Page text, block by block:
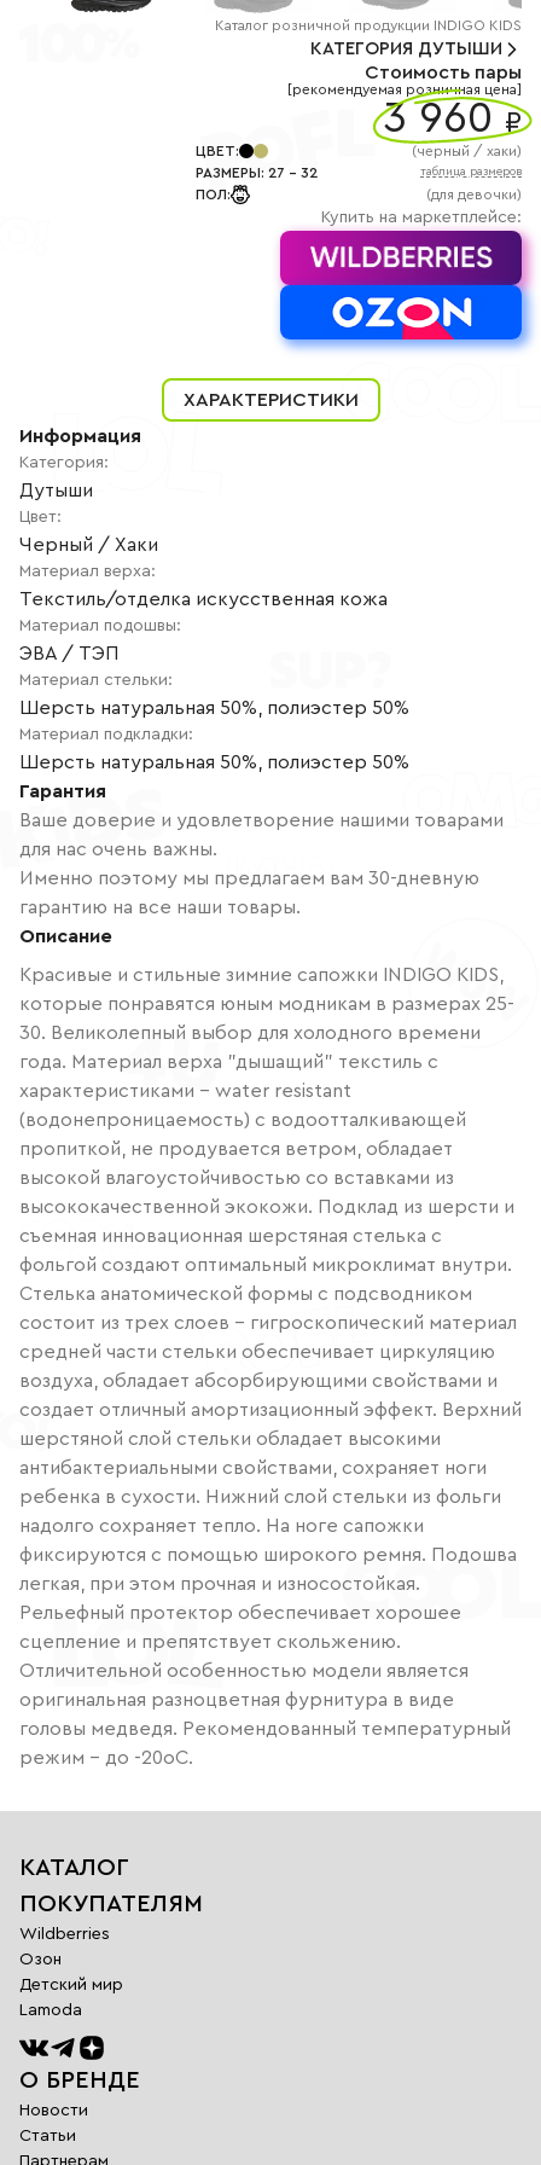
+7
Каталог розничной продукции INDIGO KIDS
КАТЕГОРИЯ ДУТЫШИ
Стоимость пары
[рекомендуемая розничная цена]
3 960 ₽
ЦВЕТ: (черный / хаки)
РАЗМЕРЫ: 27 - 32 таблица размеров
ПОЛ: (для девочки)
Купить на маркетплейсе:
ХАРАКТЕРИСТИКИ
Информация
Категория:
Дутыши
Цвет:
Черный / Хаки
Материал верха:
Текстиль/отделка искусственная кожа
Материал подошвы:
ЭВА / ТЭП
Материал стельки:
Шерсть натуральная 50%, полиэстер 50%
Материал подкладки:
Шерсть натуральная 50%, полиэстер 50%
Гарантия
Ваше доверие и удовлетворение нашими товарами
для нас очень важны.
Именно поэтому мы предлагаем вам 30-дневную
гарантию на все наши товары.
Описание
Красивые и стильные зимние сапожки INDIGO KIDS,
которые понравятся юным модникам в размерах 25-
30. Великолепный выбор для холодного времени
года. Материал верха "дышащий" текстиль с
характеристиками - water resistant
(водонепроницаемость) с водоотталкивающей
пропиткой, не продувается ветром, обладает
высокой влагоустойчивостью со вставками из
высококачественной экокожи. Подклад из шерсти и
съемная инновационная шерстяная стелька с
фольгой создают оптимальный микроклимат внутри.
Стелька анатомической формы с подсводником
состоит из трех слоев - гигроскопический материал
средней части стельки обеспечивает циркуляцию
воздуха, обладает абсорбирующими свойствами и
создает отличный амортизационный эффект. Верхний
шерстяной слой стельки обладает высокими
антибактериальными свойствами, сохраняет ноги
ребенка в сухости. Нижний слой стельки из фольги
надолго сохраняет тепло. На ноге сапожки
фиксируются с помощью широкого ремня. Подошва
легкая, при этом прочная и износостойкая.
Рельефный протектор обеспечивает хорошее
сцепление и препятствует скольжению.
Отличительной особенностью модели является
оригинальная разноцветная фурнитура в виде
головы медведя. Рекомендованный температурный
режим – до -20оС.
КАТАЛОГ
ПОКУПАТЕЛЯМ
Wildberries
Озон
Детский мир
Lamoda
О БРЕНДЕ
Новости
Статьи
Партнерам